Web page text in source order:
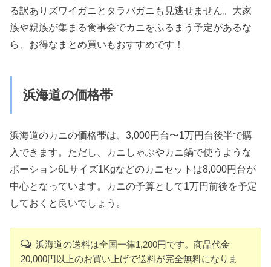
る訳ありズワイガニとタラバガニも見逃せません。大家
族や親族が集まる食事会でカニをふるまう予定があるな
ら、お得なまとめ買いもおすすめです！
浜海道の価格帯
浜海道のカニの価格帯は、3,000円台〜1万円台後半で購
入できます。ただし、カニしゃぶやカニ鍋で使うような
ポーション6Lサイズ1Kgなどのカニセットは8,000円台が
中心となっています。カニの予算として1万円前後を予定
しておくと良いでしょう。
浜海道の送料は全国一律1,200円です。商品代金
20,000円以上のお買い上げで送料が完全無料になりま